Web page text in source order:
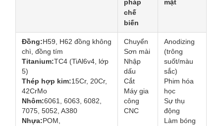
pháp
chế
biến
mặt
Đồng:H59, H62 đồng không
chì, đồng tím
Titanium:TC4 (TiAl6v4, lớp
5)
Thép hợp kim:15Cr, 20Cr,
42CrMo
Nhôm:6061, 6063, 6082,
7075, 5052, A380
Nhựa:POM,
Chuyển
Sơn mài
Nhập
dấu
Cắt
Máy gia
công
CNC
Anodizing
(trông
suốt/màu
sắc)
Phim hóa
học
Sự thụ
động
Làm bóng